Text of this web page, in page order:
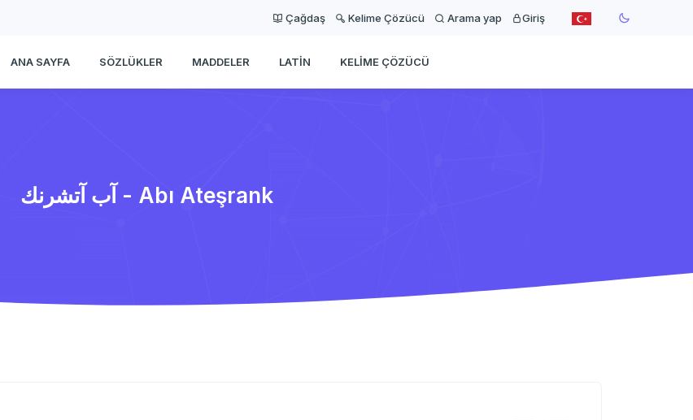
Çağdaş Kelime Çözücü Arama yap Giriş
ANA SAYFA SÖZLÜKLER MADDELER LATIN KELIME ÇÖZÜCÜ
آب آتشرنك - Abı Ateşrank